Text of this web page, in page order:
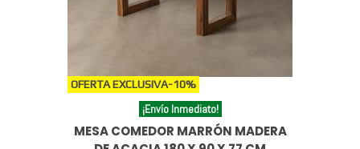
OFERTA EXCLUSIVA-10%
¡Envío Inmediato!
MESA COMEDOR MARRÓN MADERA